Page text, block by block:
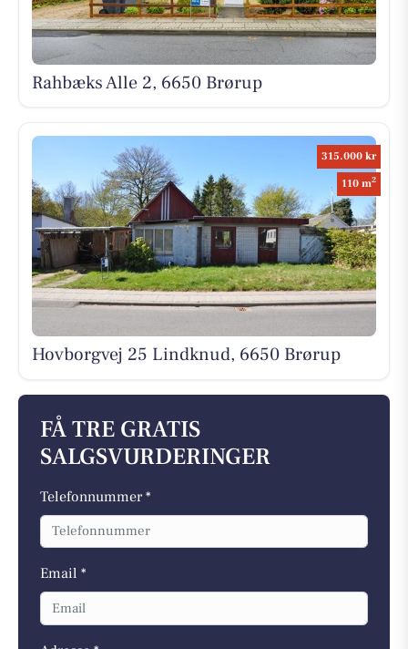
Rahbæks Alle 2, 6650 Brørup
315.000 kr
110 m2
Hovborgvej 25 Lindknud, 6650 Brørup
FÅ TRE GRATIS
SALGSVURDERINGER
Telefonnummer *
Email *